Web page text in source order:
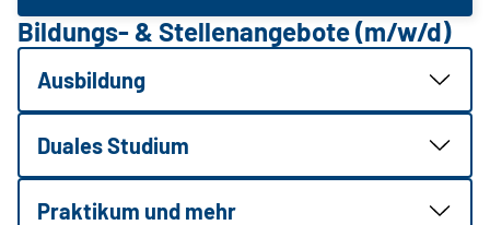
Bildungs- & Stellenangebote (m/w/d)
Ausbildung
Duales Studium
Praktikum und mehr